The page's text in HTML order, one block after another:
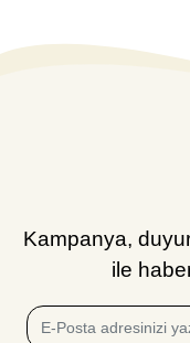
Kampanya,
ile